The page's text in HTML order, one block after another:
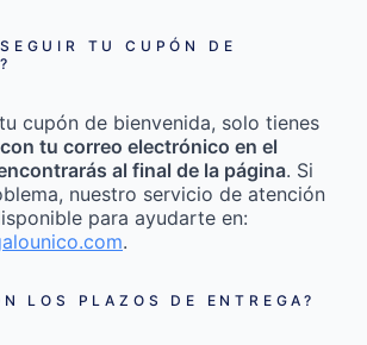
TU CUPÓN DE
cupón de bienvenida, solo tienes
tu correo electrónico en el
al final de la página. Si
nuestro servicio de atención
para ayudarte en:
.
LOS PLAZOS DE ENTREGA?